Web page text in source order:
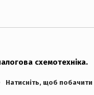
схемотехніка.
Натисніть, щоб побачити